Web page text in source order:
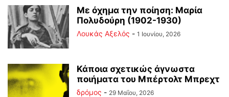
Με όχημα την ποίηση: Μαρία
Πολυδούρη (1902-1930)
Λουκάς Αξελός - 1 Ιουνίου, 2026
Κάποια σχετικώς άγνωστα
ποιήματα του Μπέρτολτ Μπρεχτ
δρόμος - 29 Μαΐου, 2026